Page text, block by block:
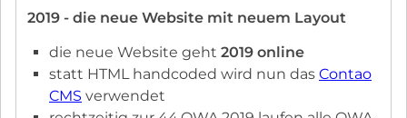
2019 - die neue Website mit neuem Layout
die neue Website geht 2019 online
statt HTML handcoded wird nun das Contao
CMS verwendet